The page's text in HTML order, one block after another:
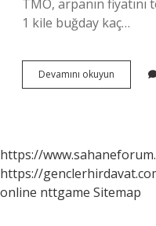
TMO, arpanın fiyatını
1 kile buğday kaç…
Devamını okuyun
Buğday
https://
https://
online nttgame Sitemap